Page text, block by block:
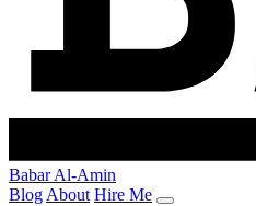
Babar Al-Amin
Blog About Hire Me